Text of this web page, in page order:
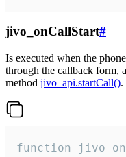
jivo_onCallStart#
Is executed when the
through the callback form,
method jivo_api.startCall().
function